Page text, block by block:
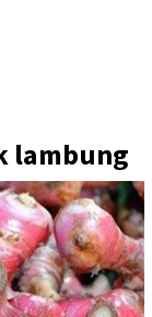
lambung